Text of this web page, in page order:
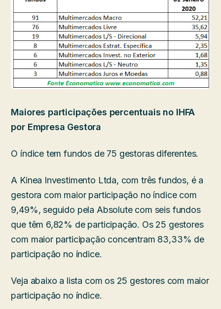
Maiores participações percentuais no IHFA
por Empresa Gestora
O índice tem fundos de 75 gestoras diferentes.
A Kinea Investimento Ltda, com três fundos, é a
gestora com maior participação no índice com
9,49%, seguido pela Absolute com seis fundos
que têm 6,82% de participação. Os 25 gestores
com maior participação concentram 83,33% de
participação no índice.
Veja abaixo a lista com os 25 gestores com maior
participação no índice.